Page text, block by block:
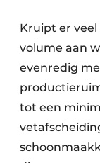
Kruipt er
volume aan
evenredig
tot een